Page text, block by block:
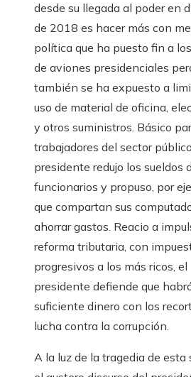
desde su llegada al poder en
de 2018 es hacer más con
política que ha puesto fin a
de aviones presidenciales
también se ha expuesto a
uso de material de oficina,
y otros suministros. Básico
trabajadores del sector
presidente redujo los sueldos
funcionarios y propuso, por
que compartan sus
ahorrar gastos. Reacio a
reforma tributaria, con
progresivos a los más ricos, el
presidente defiende que
suficiente dinero con los
lucha contra la corrupción.
A la luz de la tragedia de esta